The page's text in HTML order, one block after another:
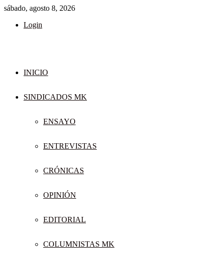
sábado, agosto 8, 2026
Login
INICIO
SINDICADOS MK
ENSAYO
ENTREVISTAS
CRÓNICAS
OPINIÓN
EDITORIAL
COLUMNISTAS MK